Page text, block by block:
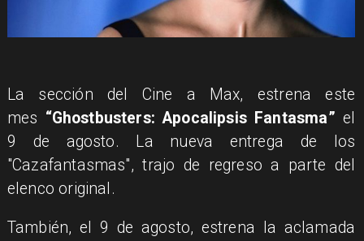
La sección del Cine a Max, estrena este
mes “Ghostbusters: Apocalipsis Fantasma” el
9 de agosto. La nueva entrega de los
"Cazafantasmas", trajo de regreso a parte del
elenco original.
También, el 9 de agosto, estrena la aclamada